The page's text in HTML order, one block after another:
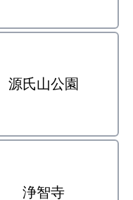
源氏山公園
浄智寺